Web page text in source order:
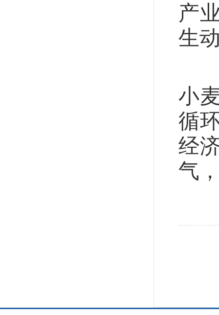
产
生
小
循
经
气